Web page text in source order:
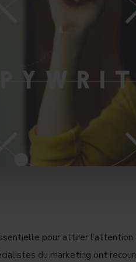
pour attirer
du marketing ont